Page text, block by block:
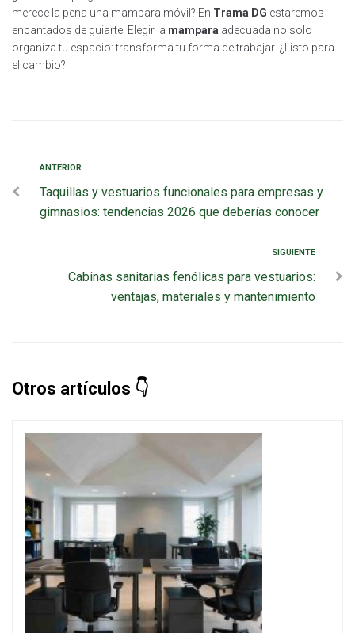
merece la pena una mampara móvil? En Trama DG estaremos
encantados de guiarte. Elegir la mampara adecuada no solo
organiza tu espacio: transforma tu forma de trabajar. ¿Listo para
el cambio?
ANTERIOR
Taquillas y vestuarios funcionales para empresas y
gimnasios: tendencias 2026 que deberías conocer
SIGUIENTE
Cabinas sanitarias fenólicas para vestuarios:
ventajas, materiales y mantenimiento
Otros artículos